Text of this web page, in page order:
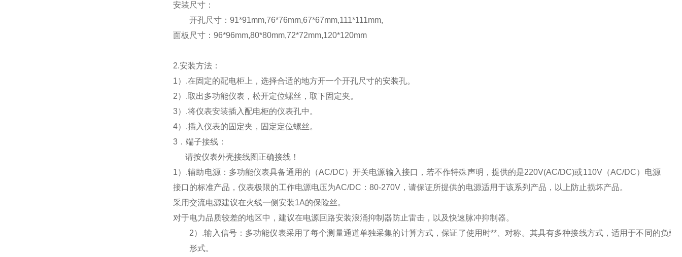
安装尺寸：
开孔尺寸：91*91mm,76*76mm,67*67mm,111*111mm,
面板尺寸：96*96mm,80*80mm,72*72mm,120*120mm
2.安装方法：
1）.在固定的配电柜上，选择合适的地方开一个开孔尺寸的安装孔。
2）.取出多功能仪表，松开定位螺丝，取下固定夹。
3）.将仪表安装插入配电柜的仪表孔中。
4）.插入仪表的固定夹，固定定位螺丝。
3 ．端子接线：
请按仪表外壳接线图正确接线！
1） .辅助电源：多功能仪表具备通用的（AC/DC）开关电源输入接口，若不作特殊声明，提供的是220V(AC/DC)或110V（AC/DC）电源
接口的标准产品，仪表极限的工作电源电压为AC/DC ： 80-270V ，请保证所提供的电源适用于该系列产品，以上防止损坏产品。
采用交流电源建议在火线一侧安装1A的保险丝。
对于电力品质较差的地区中，建议在电源回路安装浪涌抑制器防止雷击，以及快速脉冲抑制器。
2） .输入信号：多功能仪表采用了每个测量通道单独采集的计算方式，保证了使用时**、对称。其具有多种接线方式，适用于不同的负载
形式。